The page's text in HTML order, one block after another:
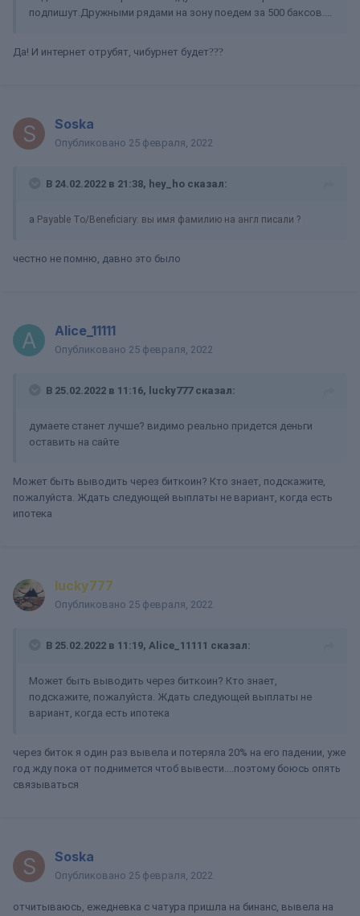
подпишут.Дружными рядами на зону поедем за 500 баксов....
Да! И интернет отрубят, чибурнет будет???
Soska
Опубликовано 25 февраля, 2022
В 24.02.2022 в 21:38, hey_ho сказал:
а Payable To/Beneficiary: вы имя фамилию на англ писали ?
честно не помню, давно это было
Alice_11111
Опубликовано 25 февраля, 2022
В 25.02.2022 в 11:16, lucky777сказал:
думаете станет лучше? видимо реально придется деньги
оставить на сайте
Может быть выводить через биткоин? Кто знает, подскажите,
пожалуйста. Ждать следующей выплаты не вариант, когда есть
ипотека
lucky777
Опубликовано 25 февраля, 2022
В 25.02.2022 в 11:19, Alice_11111 сказал:
Может быть выводить через биткоин? Кто знает,
подскажите, пожалуйста. Ждать следующей выплаты не
вариант, когда есть ипотека
через биток я один раз вывела и потеряла 20% на его падении, уже
год жду пока от поднимется чтоб вывести....поэтому боюсь опять
связываться
Soska
Опубликовано 25 февраля, 2022
отчитываюсь, ежедневка с чатура пришла на бинанс, вывела на